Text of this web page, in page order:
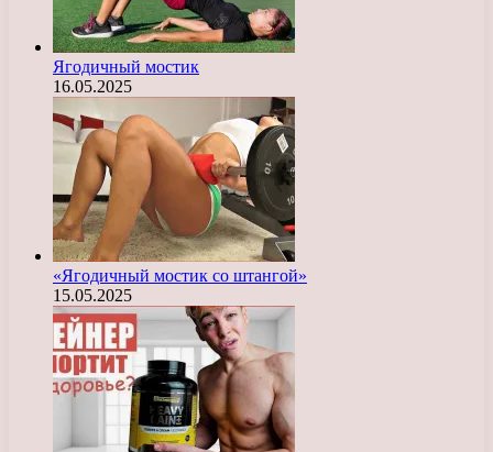
Ягодичный мостик
16.05.2025
«Ягодичный мостик со штангой»
15.05.2025